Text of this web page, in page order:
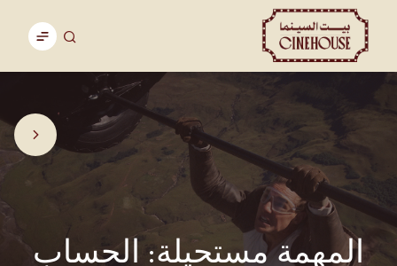
المهمة مستحيلة: الحساب